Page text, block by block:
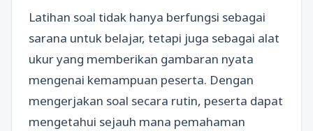
Latihan soal tidak hanya berfungsi sebagai
sarana untuk belajar, tetapi juga sebagai alat
ukur yang memberikan gambaran nyata
mengenai kemampuan peserta. Dengan
mengerjakan soal secara rutin, peserta dapat
mengetahui sejauh mana pemahaman